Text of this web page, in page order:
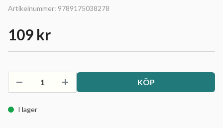
Artikelnummer: 9789175038278
109 kr
KÖP
I lager